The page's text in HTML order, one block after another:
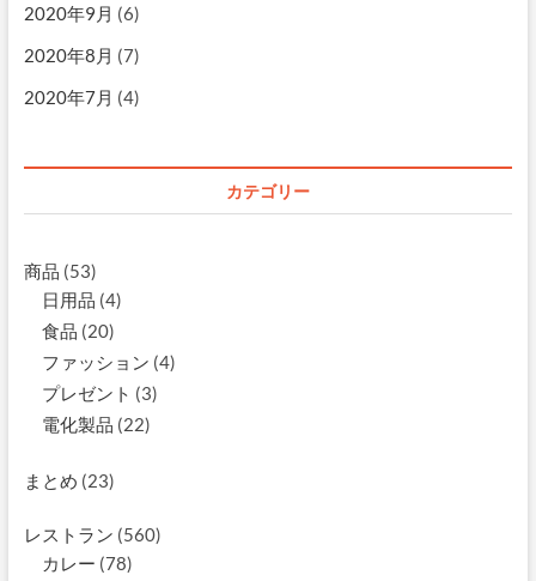
2020年9月 (6)
2020年8月 (7)
2020年7月 (4)
カテゴリー
商品 (53)
日用品 (4)
食品 (20)
ファッション (4)
プレゼント (3)
電化製品 (22)
まとめ (23)
レストラン (560)
カレー (78)